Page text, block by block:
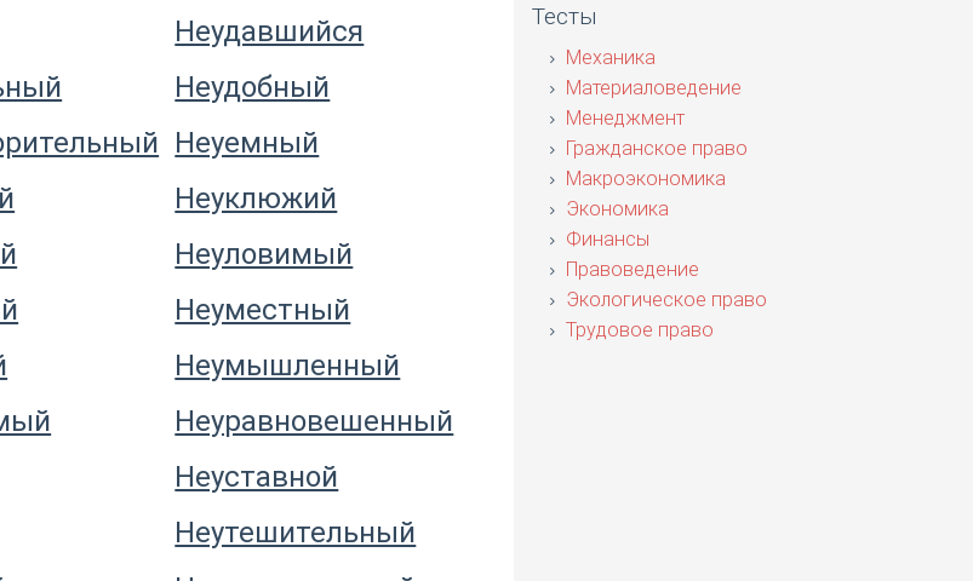
Неудавшийся
Неудобный
Неуемный
Неуклюжий
Неуловимый
Неуместный
Неумышленный
Неуравновешенный
Неуставной
Неутешительный
Тесты
Механика
Материаловедение
Менеджмент
Гражданское право
Макроэкономика
Экономика
Финансы
Правоведение
Экологическое право
Трудовое право